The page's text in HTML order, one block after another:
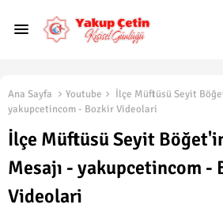
Ana Sayfa Youtube
İlçe Müftüsü Seyit
yakupcetincom - Bozkir Videolari
İlçe Müftüsü Seyit
Mesajı - yakupcetincom -
Videolari